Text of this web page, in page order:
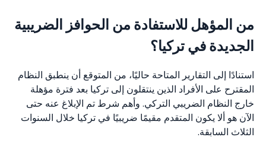
من المؤهل للاستفادة من الحوافز الضريبية
الجديدة في تركيا؟
استنادًا إلى التقارير المتاحة حاليًا، من المتوقع أن ينطبق النظام
المقترح على الأفراد الذين ينتقلون إلى تركيا بعد فترة مؤهلة
خارج النظام الضريبي التركي. وأهم شرط تم الإبلاغ عنه حتى
الآن هو ألا يكون المتقدم مقيمًا ضريبيًا في تركيا خلال السنوات
الثلاث السابقة.